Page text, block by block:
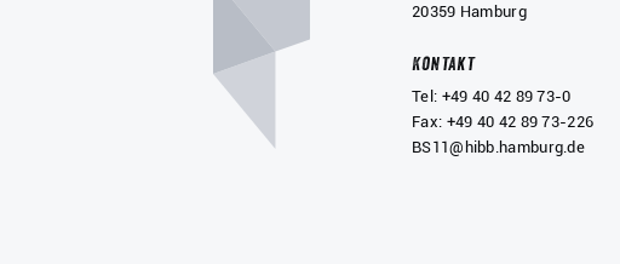
20359 Hamburg
Kontakt
Tel: +49 40 42 89 73-0
Fax: +49 40 42 89 73-226
BS11@hibb.hamburg.de